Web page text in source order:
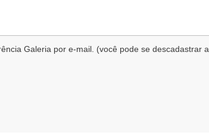
Galeria por e-mail. (você pode se descadastrar a